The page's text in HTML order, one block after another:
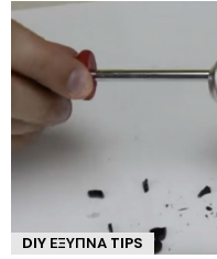
DIY ΈΞΥΠΝΑ TIPS